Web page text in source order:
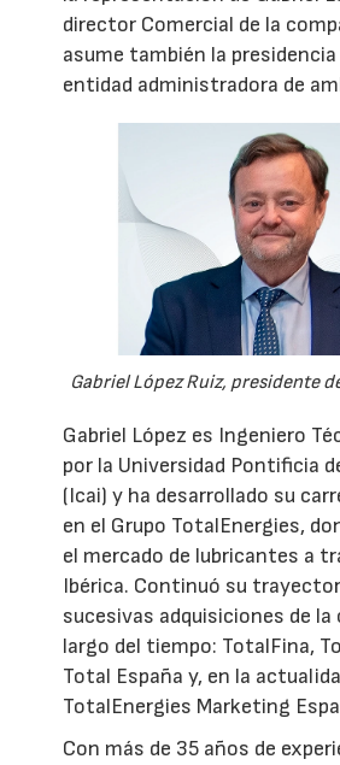
director Comercial de la
asume también la presidencia
entidad administradora de
Gabriel López Ruiz, presidente
Gabriel López es Ingeniero
por la Universidad Pontificia
(Icai) y ha desarrollado su
en el Grupo TotalEnergies,
el mercado de lubricantes a
Ibérica. Continuó su
sucesivas adquisiciones de la
largo del tiempo: TotalFina,
Total España y, en la
TotalEnergies Marketing
Con más de 35 años de